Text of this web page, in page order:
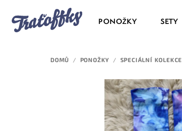
obsah
PONOŽKY SETY
DOMŮ / PONOŽKY / SPECIÁLNÍ KOLEKCE